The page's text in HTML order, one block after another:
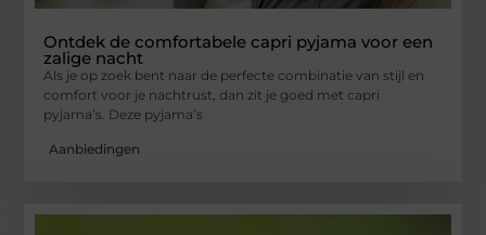
Ontdek de comfortabele capri pyjama voor een
zalige nacht
Als je op zoek bent naar de perfecte combinatie van stijl en
comfort voor je nachtrust, dan zit je goed met capri
pyjama’s. Deze pyjama’s
Aanbiedingen